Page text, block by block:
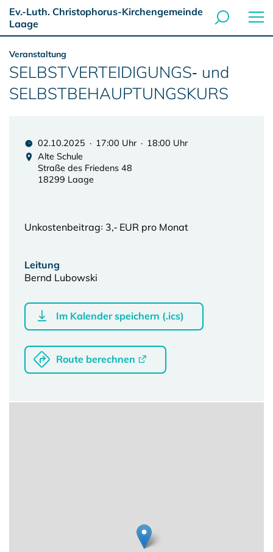
Ev.-Luth. Christophorus-Kirchengemeinde
Laage
Veranstaltung
SELBSTVERTEIDIGUNGS‑ und
SELBSTBEHAUPTUNGSKURS
02.10.2025 · 17:00 Uhr · 18:00 Uhr
Alte Schule
Straße des Friedens 48
18299 Laage
Unkostenbeitrag꞉ 3,‑ EUR pro Monat
Leitung
Bernd Lubowski
Im Kalender speichern (.ics)
Route berechnen